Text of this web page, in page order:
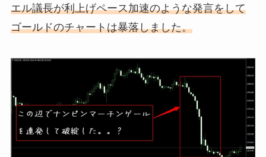
エル議長が利上げペース加速のような発言をして
ゴールドのチャートは暴落しました。